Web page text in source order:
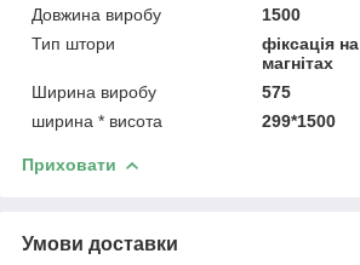
Довжина виробу
1500
Тип штори
фіксація
магнітах
Ширина виробу
575
ширина * висота
299*1500
Приховати
Умови доставки